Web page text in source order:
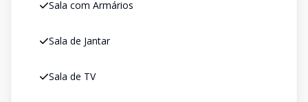
Sala com Armários
Sala de Jantar
Sala de TV